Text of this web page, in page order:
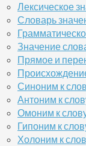
Лексическое
Словарь
Значение
Прямое и
Синоним к
Антоним к
Омоним к
Гипоним к
Холоним к